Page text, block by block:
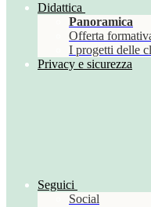
Didattica
Panoramica
Offerta
I progetti delle
Privacy e sicurezza
Seguici
Social